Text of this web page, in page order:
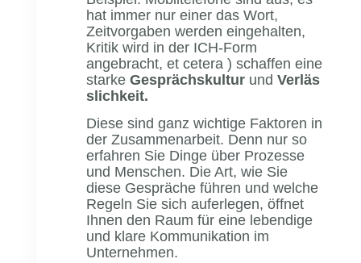
hat immer nur einer das Wort,
Zeitvorgaben werden eingehalten,
Kritik wird in der ICH-Form
angebracht, et cetera ) schaffen eine
starke Gesprächskultur und Verläs
slichkeit.
Diese sind ganz wichtige Faktoren in
der Zusammenarbeit. Denn nur so
erfahren Sie Dinge über Prozesse
und Menschen. Die Art, wie Sie
diese Gespräche führen und welche
Regeln Sie sich auferlegen, öffnet
Ihnen den Raum für eine lebendige
und klare Kommunikation im
Unternehmen.